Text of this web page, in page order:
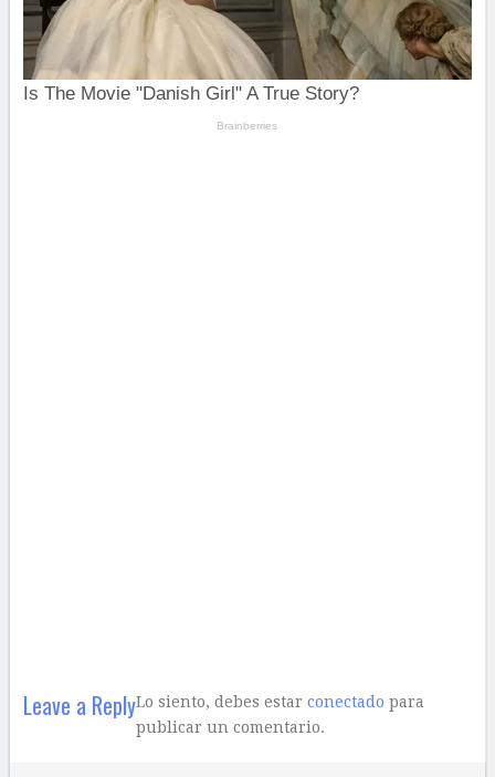
Leave a ReplyLo siento, debes estar conectado para
publicar un comentario.